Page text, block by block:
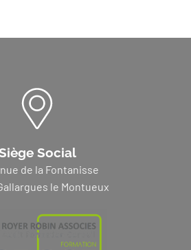
Social
de la Fontanisse
le Montueux